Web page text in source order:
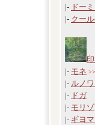
|- ドー
|- クー
|- モネ
|- ルノ
|- ドガ
|- モリゾ
|- ギヨ